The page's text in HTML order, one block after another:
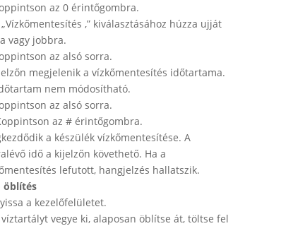
az 0 érintőgombra.
,” kiválasztásához húzza ujját
vagy jobbra.
az alsó sorra.
megjelenik a vízkőmentesítés időtartama.
nem módosítható.
az alsó sorra.
az # érintőgombra.
a készülék vízkőmentesítése. A
idő a kijelzőn követhető. Ha a
lefutott, hangjelzés hallatszik.
öblítés
a kezelőfelületet.
víztartályt vegye ki, alaposan öblítse át, töltse fel